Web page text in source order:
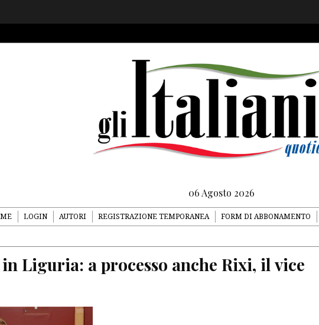
06 Agosto 2026
LOGIN AUTORI REGISTRAZIONE TEMPORANEA FORM DI ABBONAMENTO
in Liguria: a processo anche Rixi, il vice